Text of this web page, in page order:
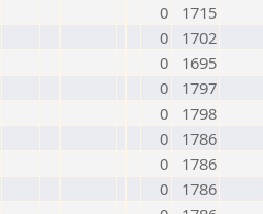
0
1715
0
1702
0
1695
0
1797
0
1798
0
1786
0
1786
0
1786